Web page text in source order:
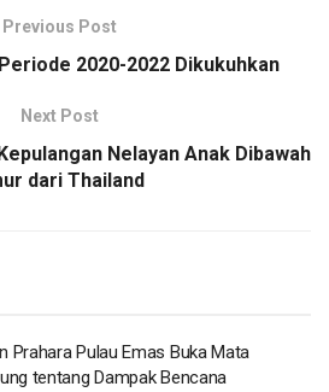
Previous Post
2020-2022 Dikukuhkan
Next Post
Nelayan Anak Dibawah
dari Thailand
Prahara Pulau Emas Buka Mata
tentang Dampak Bencana